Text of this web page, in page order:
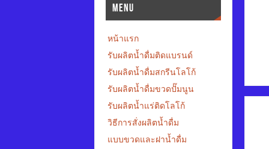
MENU
หน้าแรก
รับผลิตน้ำดื่มติดแบรนด์
รับผลิตน้ำดื่มสกรีนโลโก้
รับผลิตน้ำดื่มขวดปั๊มนูน
รับผลิตน้ำแร่ติดโลโก้
วิธีการสั่งผลิตน้ำดื่ม
แบบขวดและฝาน้ำดื่ม